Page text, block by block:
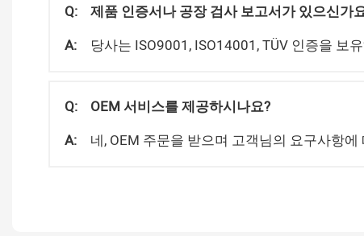
Q:
제품 인증서나 공장 검사 보고서가 있으신가
A:
당사는 ISO9001, ISO14001, TÜV 인증을 보
Q:
OEM 서비스를 제공하시나요?
A:
네, OEM 주문을 받으며 고객님의 요구사항